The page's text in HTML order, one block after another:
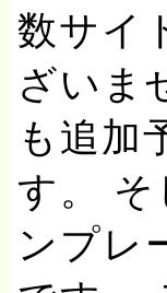
数サイ
ざいま
も追加
す。
ンプレ